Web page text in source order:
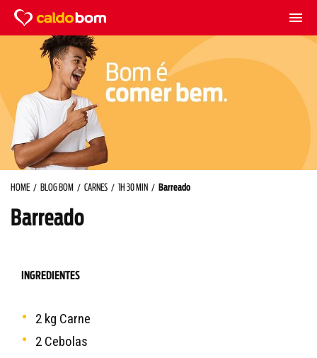
HOME BLOG BOM CARNES 1H 30 MIN Barreado
Barreado
INGREDIENTES
2 kg Carne
2 Cebolas